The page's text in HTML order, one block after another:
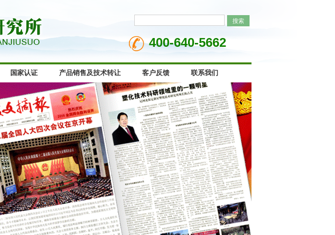
400-640-5662
国家认证 产品销售及技术转让 客户反馈 联系我们